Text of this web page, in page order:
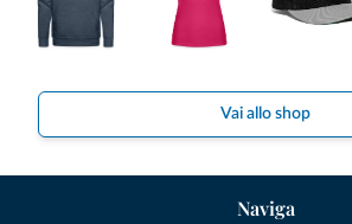
Vai allo shop
Naviga